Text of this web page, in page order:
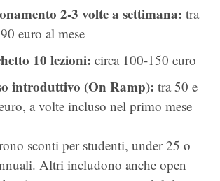
2-3 volte a settimana: tra
euro al mese
10 lezioni: circa 100-150 euro
introduttivo (On Ramp): tra 50 e
a volte incluso nel primo mese
sconti per studenti, under 25 o
Altri includono anche open